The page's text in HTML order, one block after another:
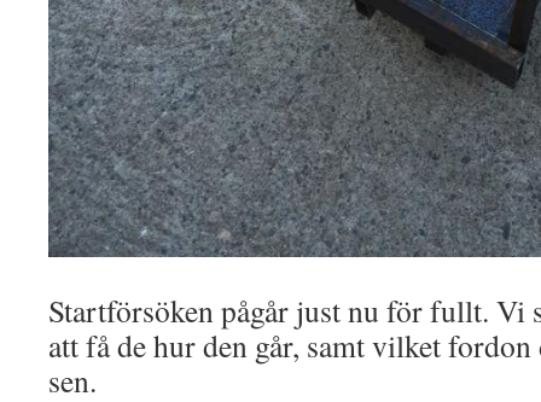
Startförsöken pågår just nu för fullt. Vi
att få de hur den går, samt vilket fordon
sen.